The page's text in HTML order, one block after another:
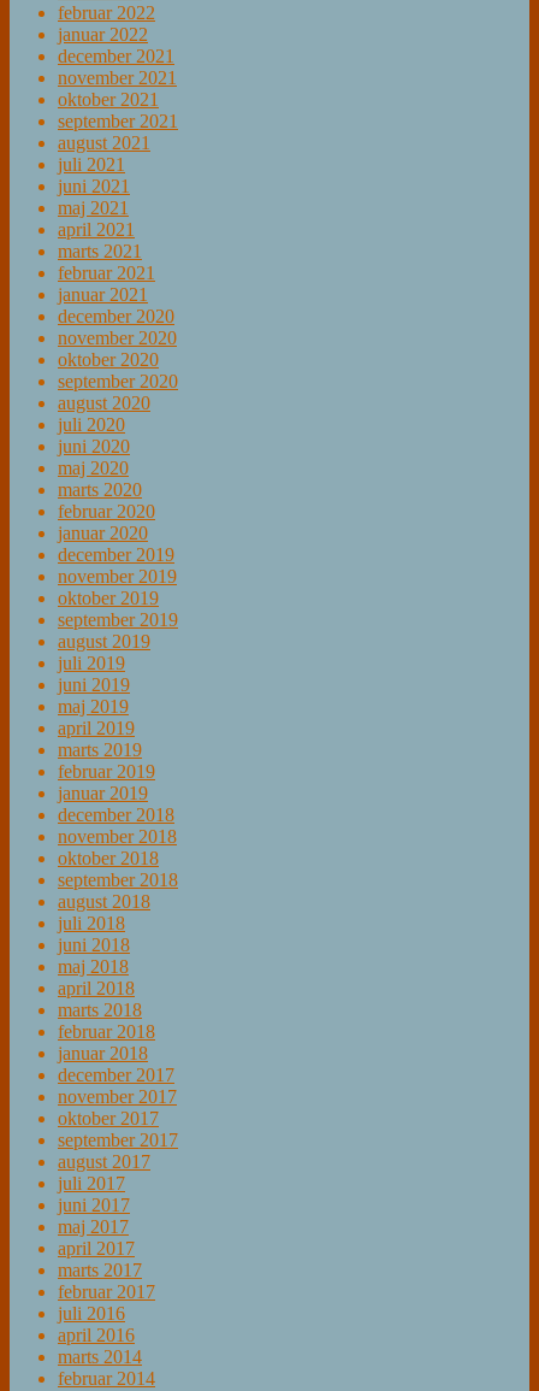
februar 2022
januar 2022
december 2021
november 2021
oktober 2021
september 2021
august 2021
juli 2021
juni 2021
maj 2021
april 2021
marts 2021
februar 2021
januar 2021
december 2020
november 2020
oktober 2020
september 2020
august 2020
juli 2020
juni 2020
maj 2020
marts 2020
februar 2020
januar 2020
december 2019
november 2019
oktober 2019
september 2019
august 2019
juli 2019
juni 2019
maj 2019
april 2019
marts 2019
februar 2019
januar 2019
december 2018
november 2018
oktober 2018
september 2018
august 2018
juli 2018
juni 2018
maj 2018
april 2018
marts 2018
februar 2018
januar 2018
december 2017
november 2017
oktober 2017
september 2017
august 2017
juli 2017
juni 2017
maj 2017
april 2017
marts 2017
februar 2017
juli 2016
april 2016
marts 2014
februar 2014